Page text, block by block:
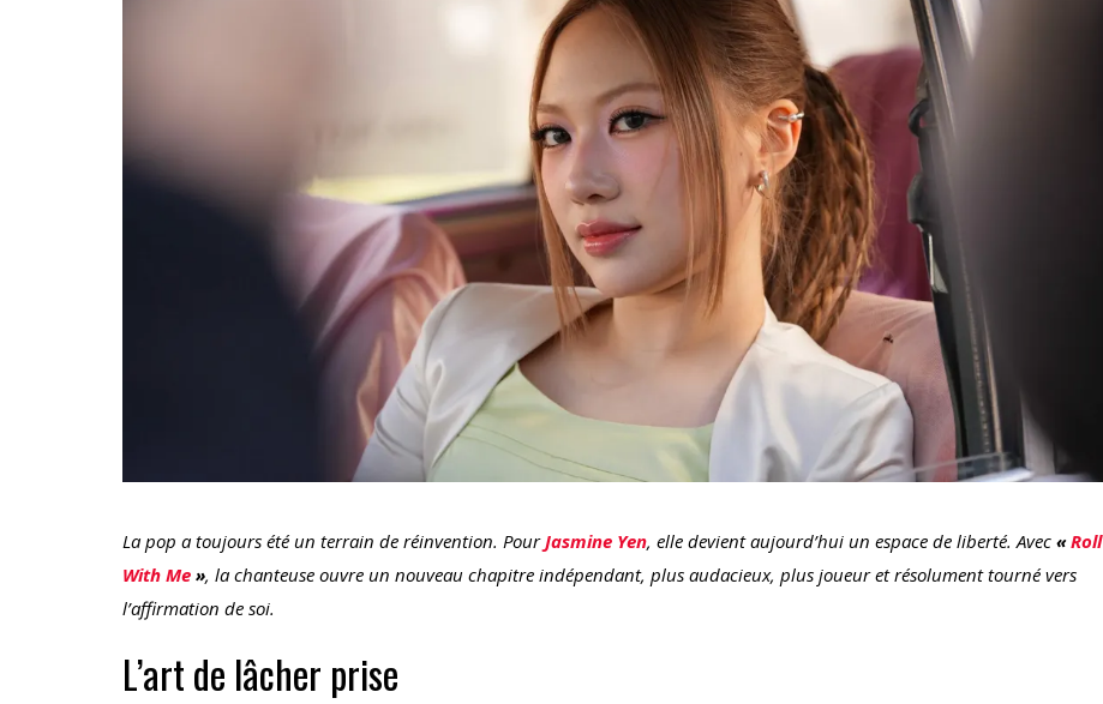
La pop a toujours été un terrain de réinvention. PourJasmine Yen, elle devient aujourd’hui un espace de liberté. Avec «Roll
With Me », la chanteuse ouvre un nouveau chapitre indépendant, plus audacieux, plus joueur et résolument tourné vers
l’affirmation de soi.
L’art de lâcher prise